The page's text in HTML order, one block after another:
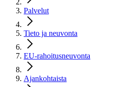
Palvelut
Tieto ja neuvonta
EU-rahoitusneuvonta
Ajankohtaista